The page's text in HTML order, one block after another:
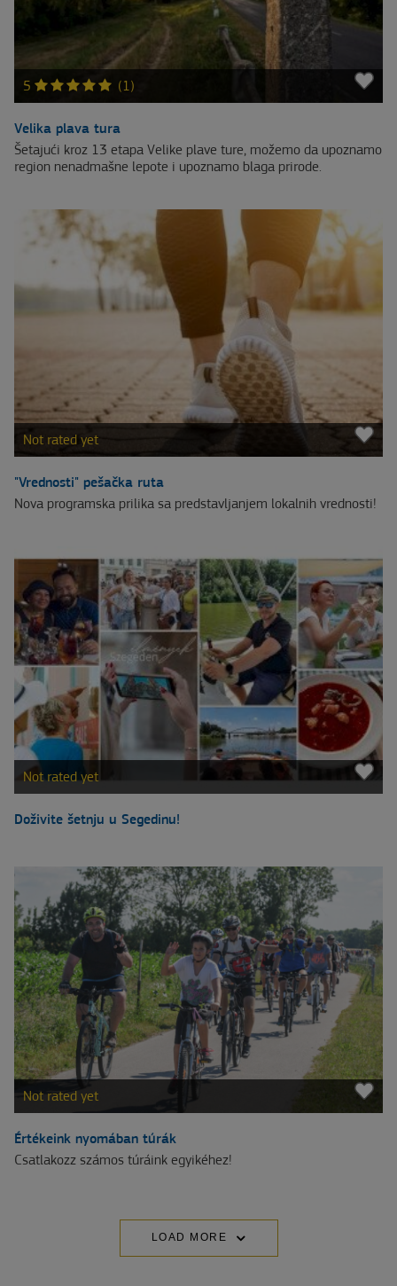
5 (1)
Velika plava tura
Šetajući kroz 13 etapa Velike plave ture, možemo da upoznamo
region nenadmašne lepote i upoznamo blaga prirode.
Not rated yet
"Vrednosti" pešačka ruta
Nova programska prilika sa predstavljanjem lokalnih vrednosti!
Not rated yet
Doživite šetnju u Segedinu!
Not rated yet
Értékeink nyomában túrák
Csatlakozz számos túráink egyikéhez!
LOAD MORE